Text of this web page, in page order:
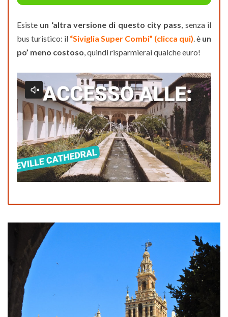
Esiste un ‘altra versione di questo city pass, senza il
bus turistico: il “Siviglia Super Combi” (clicca qui). è un
po’ meno costoso, quindi risparmierai qualche euro!